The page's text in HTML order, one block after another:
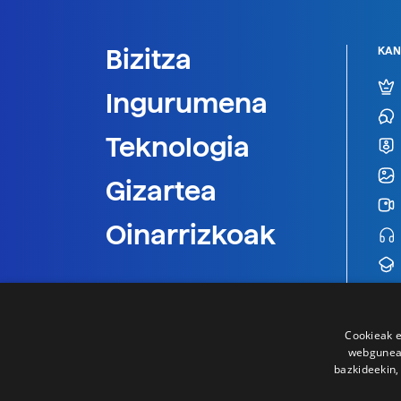
Bizitza
Ingurumena
Teknologia
Gizartea
Oinarrizkoak
Cookieak